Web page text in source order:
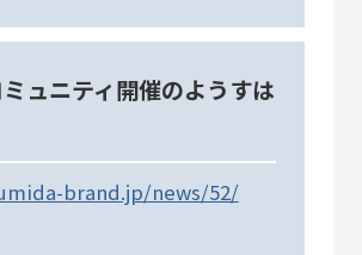
ュニティ開催のようすは
brand.jp/news/52/